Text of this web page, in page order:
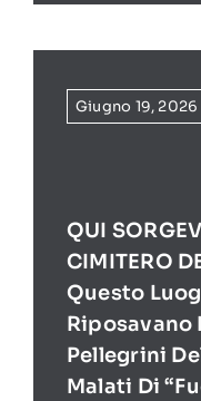
Giugno 19, 2026
QUI
CIMITERO
Questo
Riposavano
Pellegrini
Malati Di